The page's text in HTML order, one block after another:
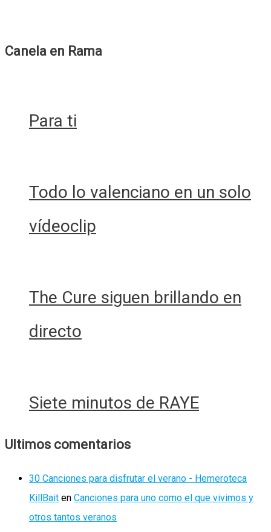
Canela en Rama
Para ti
Todo lo valenciano en un solo
vídeoclip
The Cure siguen brillando en
directo
Siete minutos de RAYE
Ultimos comentarios
30 Canciones para disfrutar el verano - Hemeroteca
KillBait en Canciones para uno como el que vivimos y
otros tantos veranos